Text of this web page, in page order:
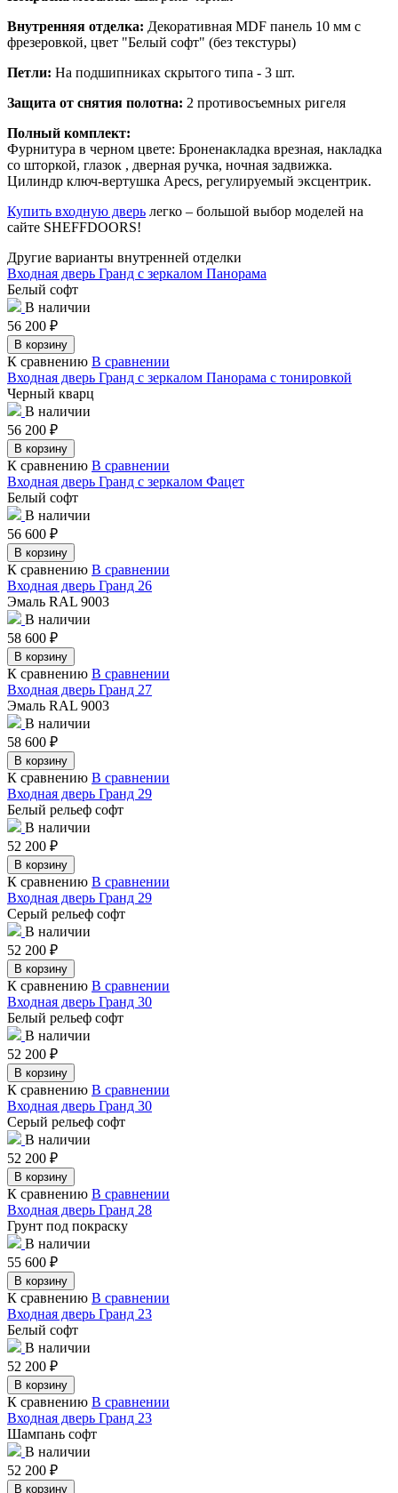
Внутренняя отделка: Декоративная MDF панель 10 мм с
фрезеровкой, цвет "Белый софт" (без текстуры)
Петли: На подшипниках скрытого типа - 3 шт.
Защита от снятия полотна: 2 противосъемных ригеля
Полный комплект:
Фурнитура в черном цвете: Броненакладка врезная, накладка
со шторкой, глазок , дверная ручка, ночная задвижка.
Цилиндр ключ-вертушка Apecs, регулируемый эксцентрик.
Купить входную дверь легко – большой выбор моделей на
сайте SHEFFDOORS!
Другие варианты внутренней отделки
Входная дверь Гранд с зеркалом Панорама
Белый софт
В наличии
56 200 ₽
В корзину
К сравнению В сравнении
Входная дверь Гранд с зеркалом Панорама с тонировкой
Черный кварц
В наличии
56 200 ₽
В корзину
К сравнению В сравнении
Входная дверь Гранд с зеркалом Фацет
Белый софт
В наличии
56 600 ₽
В корзину
К сравнению В сравнении
Входная дверь Гранд 26
Эмаль RAL 9003
В наличии
58 600 ₽
В корзину
К сравнению В сравнении
Входная дверь Гранд 27
Эмаль RAL 9003
В наличии
58 600 ₽
В корзину
К сравнению В сравнении
Входная дверь Гранд 29
Белый рельеф софт
В наличии
52 200 ₽
В корзину
К сравнению В сравнении
Входная дверь Гранд 29
Серый рельеф софт
В наличии
52 200 ₽
В корзину
К сравнению В сравнении
Входная дверь Гранд 30
Белый рельеф софт
В наличии
52 200 ₽
В корзину
К сравнению В сравнении
Входная дверь Гранд 30
Серый рельеф софт
В наличии
52 200 ₽
В корзину
К сравнению В сравнении
Входная дверь Гранд 28
Грунт под покраску
В наличии
55 600 ₽
В корзину
К сравнению В сравнении
Входная дверь Гранд 23
Белый софт
В наличии
52 200 ₽
В корзину
К сравнению В сравнении
Входная дверь Гранд 23
Шампань софт
В наличии
52 200 ₽
В корзину